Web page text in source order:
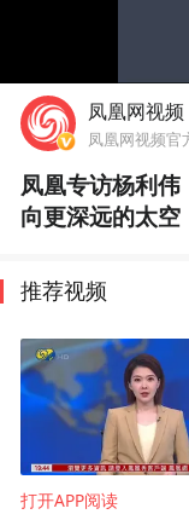
凤凰网视频
凤凰网视频官
凤凰专访杨利
向更深远的太空
推荐视频
打开APP阅读